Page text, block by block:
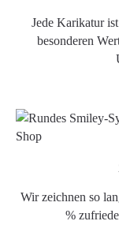
Jede Karikatur
besonderen
Wir zeichnen so
%